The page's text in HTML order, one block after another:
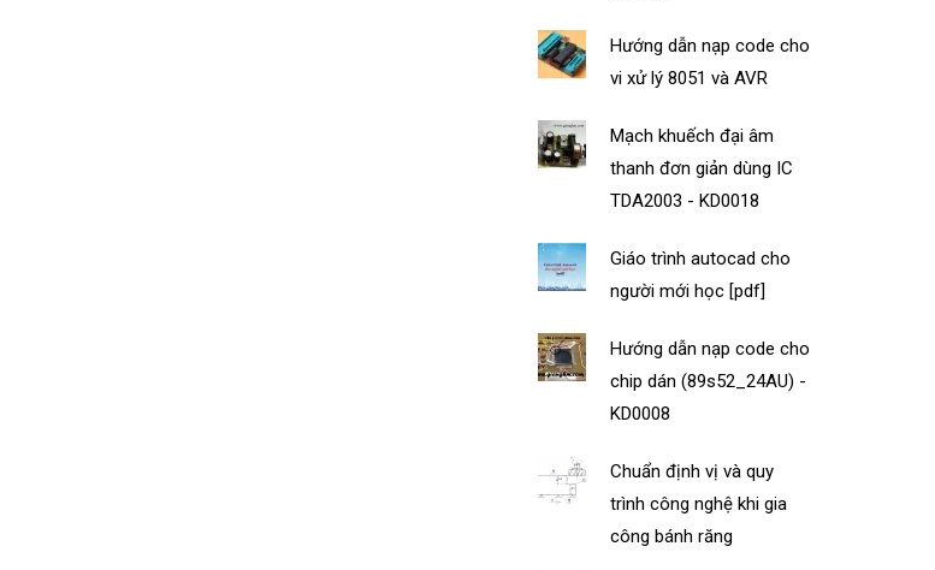
Hướng dẫn nạp code cho
vi xử lý 8051 và AVR
Mạch khuếch đại âm
thanh đơn giản dùng IC
TDA2003 - KD0018
Giáo trình autocad cho
người mới học [pdf]
Hướng dẫn nạp code cho
chip dán (89s52_24AU) -
KD0008
Chuẩn định vị và quy
trình công nghệ khi gia
công bánh răng